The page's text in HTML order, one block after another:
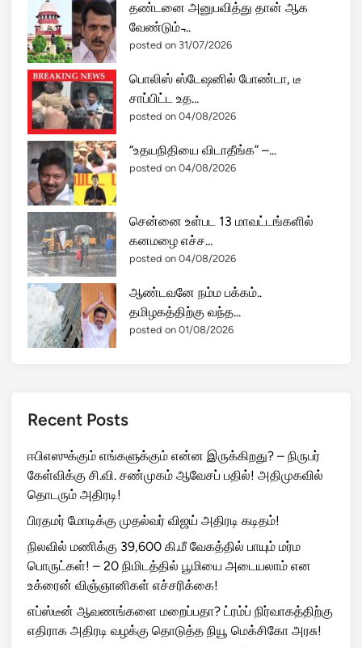
தண்டனை அனுபவித்து தான் ஆக
வேண்டும் ̵...
posted on 31/07/2026
பொலிஸ் ஸ்டேஷனில் போண்டா, டீ
சாப்பிட்ட உத...
posted on 04/08/2026
“உதயநிதியை விடாதீங்க” –...
posted on 04/08/2026
சென்னை உள்பட 13 மாவட்டங்களில்
கனமழை எச்ச...
posted on 04/08/2026
ஆண்டவனே நம்ம பக்கம்..
தமிழகத்திற்கு வந்த...
posted on 01/08/2026
Recent Posts
ஈபிஎஸுக்கும் எங்களுக்கும் என்ன இருக்கிறது? – நிருபர்
கேள்விக்கு சி.வி. சண்முகம் ஆவேசப் பதில்! அதிமுகவில்
தொடரும் அதிரடி!
பிரதமர் மோடிக்கு முதல்வர் விஜய் அதிரடி கடிதம்!
நிலவில் மணிக்கு 39,600 கி.மீ வேகத்தில் பாயும் மர்ம
பொருட்கள்! – 20 நிமிடத்தில் பூமியை அடையலாம் என
உக்ரைன் விஞ்ஞானிகள் எச்சரிக்கை!
எப்ஸ்டீன் ஆவணங்களை மறைப்பதா? ட்ரம்ப் நிர்வாகத்திற்கு
எதிராக அதிரடி வழக்கு தொடுத்த நியூ மெக்சிகோ அரசு!